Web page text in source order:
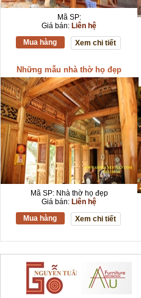
Mã SP:
Giá bán: Liên hệ
Mua hàng
Xem chi tiết
Những mẫu nhà thờ họ đẹp
Mã SP: Nhà thờ họ đẹp
Giá bán: Liên hệ
Mua hàng
Xem chi tiết